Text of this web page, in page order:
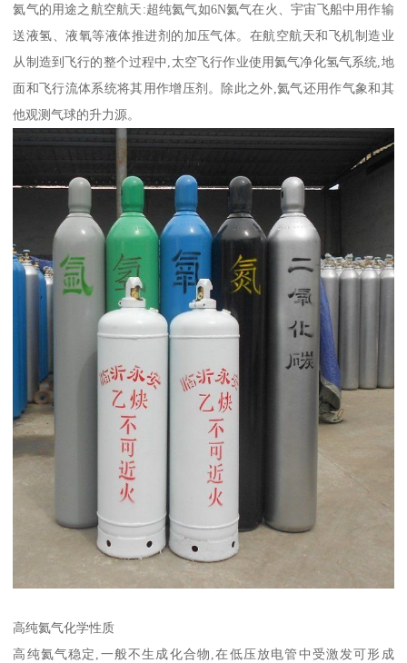
氦气的用途之航空航天:超纯氦气如6N氦气在火、宇宙飞船中用作输
送液氢、液氧等液体推进剂的加压气体。在航空航天和飞机制造业
从制造到飞行的整个过程中,太空飞行作业使用氦气净化氢气系统,地
面和飞行流体系统将其用作增压剂。除此之外,氦气还用作气象和其
他观测气球的升力源。
高纯氦气化学性质
高纯氦气稳定,一般不生成化合物,在低压放电管中受激发可形成